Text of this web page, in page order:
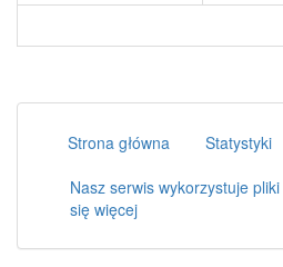
Strona główna Statystyki
Nasz serwis wykorzystuje
się więcej